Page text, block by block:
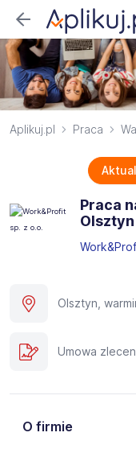
Aplikuj.pl Praca
Praca
Olsztyn
Olsztyn,
Umowa
O firmie